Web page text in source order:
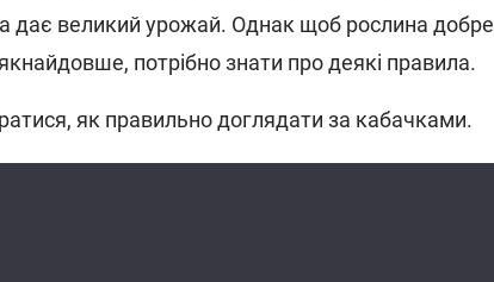
дає великий урожай. Однак щоб рослина добре
потрібно знати про деякі правила.
як правильно доглядати за кабачками.